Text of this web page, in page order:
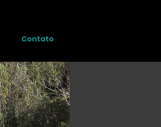
Contato